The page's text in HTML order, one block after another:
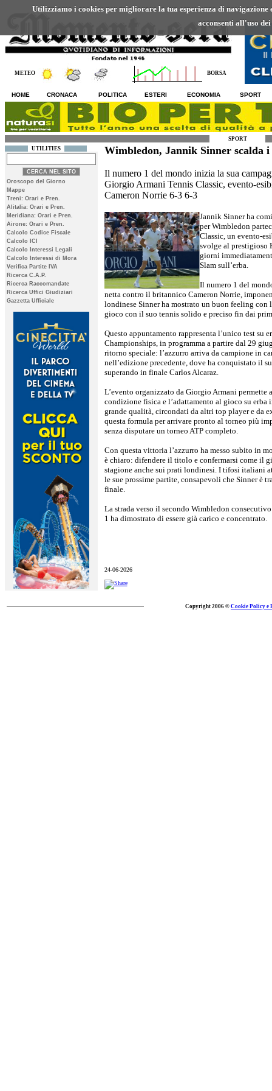
Utilizziamo i cookies per migliorare la tua esperienza di
acconsenti all'uso
METEO BORSA
HOME CRONACA POLITICA ESTERI ECONOMIA SPORT
SPORT
UTILITIES
Oroscopo del Giorno
Mappe
Treni: Orari e Pren.
Alitalia: Orari e Pren.
Meridiana: Orari e Pren.
Airone: Orari e Pren.
Calcolo Codice Fiscale
Calcolo ICI
Calcolo Interessi Legali
Calcolo Interessi di Mora
Verifica Partite IVA
Ricerca C.A.P.
Ricerca Raccomandate
Ricerca Uffici Giudiziari
Gazzetta Ufficiale
Wimbledon, Jannik Sinner scalda
Il numero 1 del mondo inizia la sua
Giorgio Armani Tennis Classic, evento-
Cameron Norrie 6-3 6-3
Jannik Sinner ha
per Wimbledon
Classic, un evento-
svolge al prestigioso
giorni
Slam sull’erba.
Il numero 1 del
netta contro il britannico Cameron Norrie,
londinese Sinner ha mostrato un buon feeling
gioco con il suo tennis solido e preciso fin dai
Questo appuntamento rappresenta l’unico test su
Championships, in programma a partire dal 29
ritorno speciale: l’azzurro arriva da campione in
nell’edizione precedente, dove ha conquistato il
superando in finale Carlos Alcaraz.
L’evento organizzato da Giorgio Armani
condizione fisica e l’adattamento al gioco su erba
grande qualità, circondati da altri top player e da
questa formula per arrivare pronto al torneo più
senza disputare un torneo ATP completo.
Con questa vittoria l’azzurro ha messo subito in
è chiaro: difendere il titolo e confermarsi come il
stagione anche sui prati londinesi. I tifosi italiani
le sue prossime partite, consapevoli che Sinner è
finale.
La strada verso il secondo Wimbledon
1 ha dimostrato di essere già carico e concentrato.
24-06-2026
Copyright 2006 © Cookie Policy e